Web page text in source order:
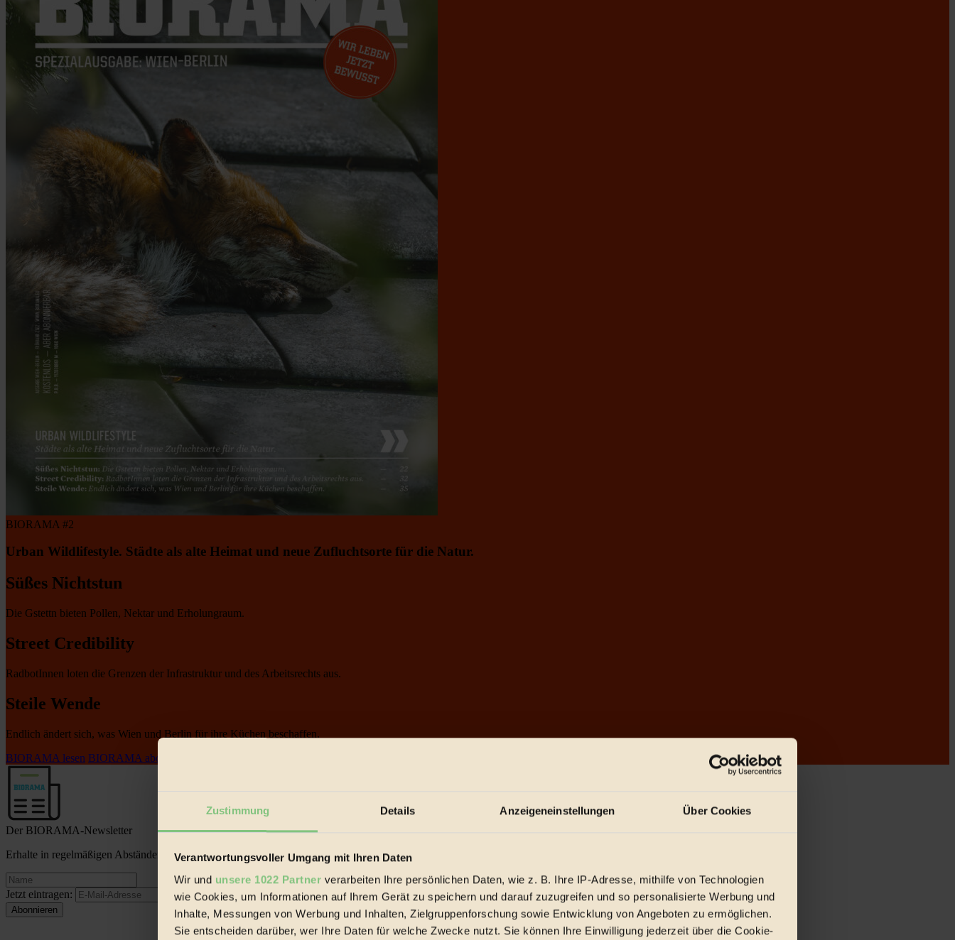
Zustimmung Details Anzeigeneinstellungen Über Cookies
Verantwortungsvoller Umgang mit Ihren Daten
Wir und unsere 1022 Partner verarbeiten Ihre persönlichen Daten, wie z. B. Ihre IP-Adresse, mithilfe von Technologien
wie Cookies, um Informationen auf Ihrem Gerät zu speichern und darauf zuzugreifen und so personalisierte Werbung und
Inhalte, Messungen von Werbung und Inhalten, Zielgruppenforschung sowie Entwicklung von Angeboten zu ermöglichen.
Sie entscheiden darüber, wer Ihre Daten für welche Zwecke nutzt. Sie können Ihre Einwilligung jederzeit über die Cookie-
BIORAMA #2
Urban Wildlifestyle. Städte als alte Heimat und neue Zufluchtsorte für die Natur.
Süßes Nichtstun
Die Gstettn bieten Pollen, Nektar und Erholungraum.
Street Credibility
RadbotInnen loten die Grenzen der Infrastruktur und des Arbeitsrechts aus.
Steile Wende
Endlich ändert sich, was Wien und Berlin für ihre Küchen beschaffen.
BIORAMA lesen BIORAMA abonnieren
Der BIORAMA-Newsletter
Erhalte in regelmäßigen Abständen die aktuellsten Artikel, Gewinnspiele & Ausgaben übersichtlich aufbereitet vom BIORAMA-Magazin per E-Mail.
Jetzt eintragen: